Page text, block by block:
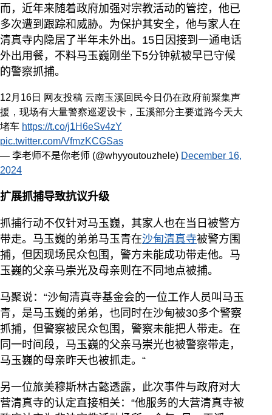
而，近年来随着政府加强对宗教活动的管控，他已
多次遭到跟踪和威胁。为保护其安全，他与家人在
清真寺内隐居了半年未外出。15日因接到一通电话
外出用餐，不料马玉巍刚坐下5分钟就被早已守候
的警察抓捕。
12月16日 网友投稿 云南玉溪回民今日仍在政府前聚集声
援，现场有大量警察巡逻设卡，玉溪部分主要道路今天大
堵车 https://t.co/j1H6eSv4zY
pic.twitter.com/VfmzKCGSas
— 李老师不是你老师 (@whyyoutouzhele) December 16,
2024
扩展抓捕导致抗议升级
抓捕行动不仅针对马玉巍，其家人也在当日被警方
带走。马玉巍的弟弟马玉青在沙甸清真寺被警方围
捕，但因现场民众包围，警方未能成功带走他。马
玉巍的父亲马崇光及母亲则在不同地点被捕。
马聚说：“沙甸清真寺基金会的一位工作人员叫马玉
青，是马玉巍的弟弟，也同时在沙甸被30多个警察
抓捕，但警察被民众包围，警察未能把人带走。在
同一时间段，马玉巍的父亲马崇光也被警察带走，
马玉巍的母亲昨天也被抓走。“
另一位旅美穆斯林古懿透露，此次事件与政府对大
营清真寺的认定直接相关：“他服务的大营清真寺被